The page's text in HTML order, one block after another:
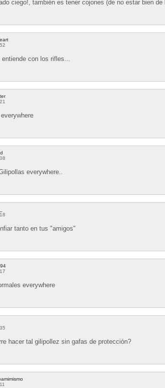
ciego!, también es tener cojones (de no estar bien
entiende con los rifles...
everywhere..
tanto en tus "amigos"
everywhere
hacer tal gilipollez sin gafas de protección?